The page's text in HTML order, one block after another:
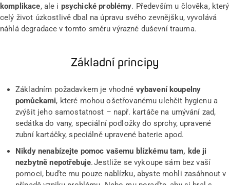
komplikace, ale i psychické problémy. Především u člověka, který
celý život úzkostlivě dbal na úpravu svého zevnějšku, vyvolává
náhlá degradace v tomto směru výrazné duševní trauma.
Základní principy
Základním požadavkem je vhodné vybavení koupelny
pomůckami, které mohou ošetřovanému ulehčit hygienu a
zvýšit jeho samostatnost – např. kartáče na umývání zad,
sedátka do vany, speciální podložky do sprchy, upravené
zubní kartáčky, speciálně upravené baterie apod.
Nikdy nenabízejte pomoc vašemu blízkému tam, kde ji
nezbytně nepotřebuje. Jestliže se vykoupe sám bez vaší
pomoci, buďte mu pouze nablízku, abyste mohli zasáhnout v